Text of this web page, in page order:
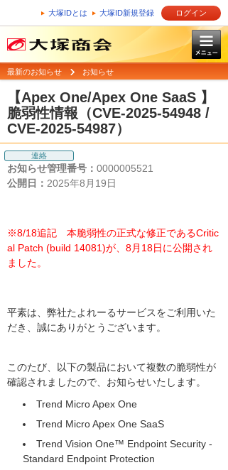
大塚IDとは 大塚ID新規登録 ログイン
最新のお知らせ お知らせ
【Apex One/Apex One SaaS 】
脆弱性情報（CVE-2025-54948 /
CVE-2025-54987）
連絡
お知らせ管理番号： 0000005521
公開日： 2025年8月19日
※8/18追記 本脆弱性の正式な修正であるCritic
al Patch (build 14081)が、8月18日に公開され
ました。
平素は、弊社たよれーるサービスをご利用いた
だき、誠にありがとうございます。
このたび、以下の製品において複数の脆弱性が
確認されましたので、お知らせいたします。
Trend Micro Apex One
Trend Micro Apex One SaaS
Trend Vision One™ Endpoint Security -
Standard Endpoint Protection